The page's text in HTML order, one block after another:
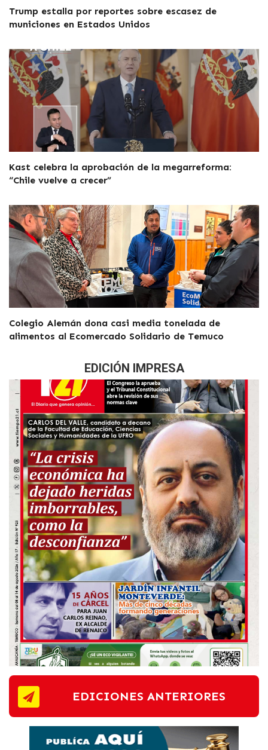
Trump estalla por reportes sobre escasez de
municiones en Estados Unidos
Kast celebra la aprobación de la megarreforma:
“Chile vuelve a crecer”
Colegio Alemán dona casi media tonelada de
alimentos al Ecomercado Solidario de Temuco
EDICIÓN IMPRESA
EDICIONES ANTERIORES